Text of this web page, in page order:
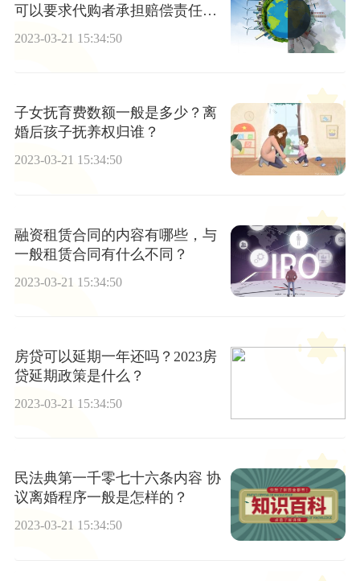
可以要求代购者承担赔偿责任
2023-03-21 15:34:50
子女抚育费数额一般是多少？离
婚后孩子抚养权归谁？
2023-03-21 15:34:50
融资租赁合同的内容有哪些，与
一般租赁合同有什么不同？
2023-03-21 15:34:50
房贷可以延期一年还吗？2023房
贷延期政策是什么？
2023-03-21 15:34:50
民法典第一千零七十六条内容 协
议离婚程序一般是怎样的？
2023-03-21 15:34:50